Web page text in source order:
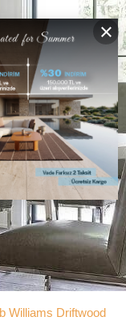
Williams Driftwood
×